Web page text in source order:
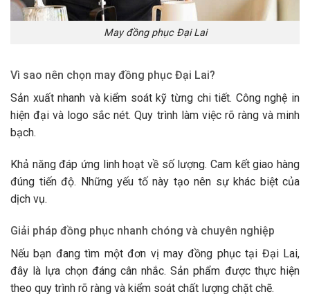
May đồng phục Đại Lai
Vì sao nên chọn may đồng phục Đại Lai?
Sản xuất nhanh và kiểm soát kỹ từng chi tiết. Công nghệ in
hiện đại và logo sắc nét. Quy trình làm việc rõ ràng và minh
bạch.
Khả năng đáp ứng linh hoạt về số lượng. Cam kết giao hàng
đúng tiến độ. Những yếu tố này tạo nên sự khác biệt của
dịch vụ.
Giải pháp đồng phục nhanh chóng và chuyên nghiệp
Nếu bạn đang tìm một đơn vị may đồng phục tại Đại Lai,
đây là lựa chọn đáng cân nhắc. Sản phẩm được thực hiện
theo quy trình rõ ràng và kiểm soát chất lượng chặt chẽ.